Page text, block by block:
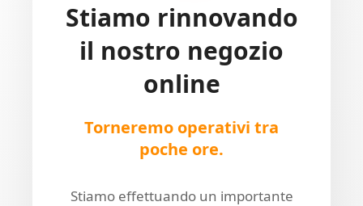
Stiamo rinnovando
il nostro negozio
online
Torneremo operativi tra
poche ore.
Stiamo effettuando un importante